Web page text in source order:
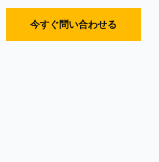
今すぐ問い合わせる